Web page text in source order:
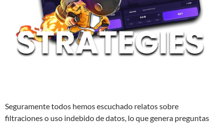
Seguramente todos hemos escuchado relatos sobre
filtraciones o uso indebido de datos, lo que genera preguntas